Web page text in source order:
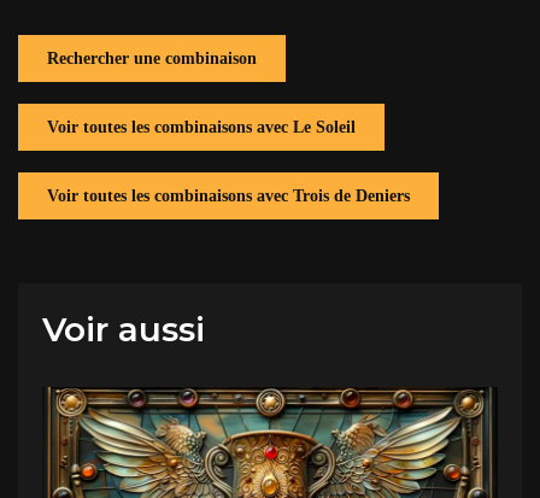
Rechercher une combinaison
Voir toutes les combinaisons avec Le Soleil
Voir toutes les combinaisons avec Trois de Deniers
Voir aussi